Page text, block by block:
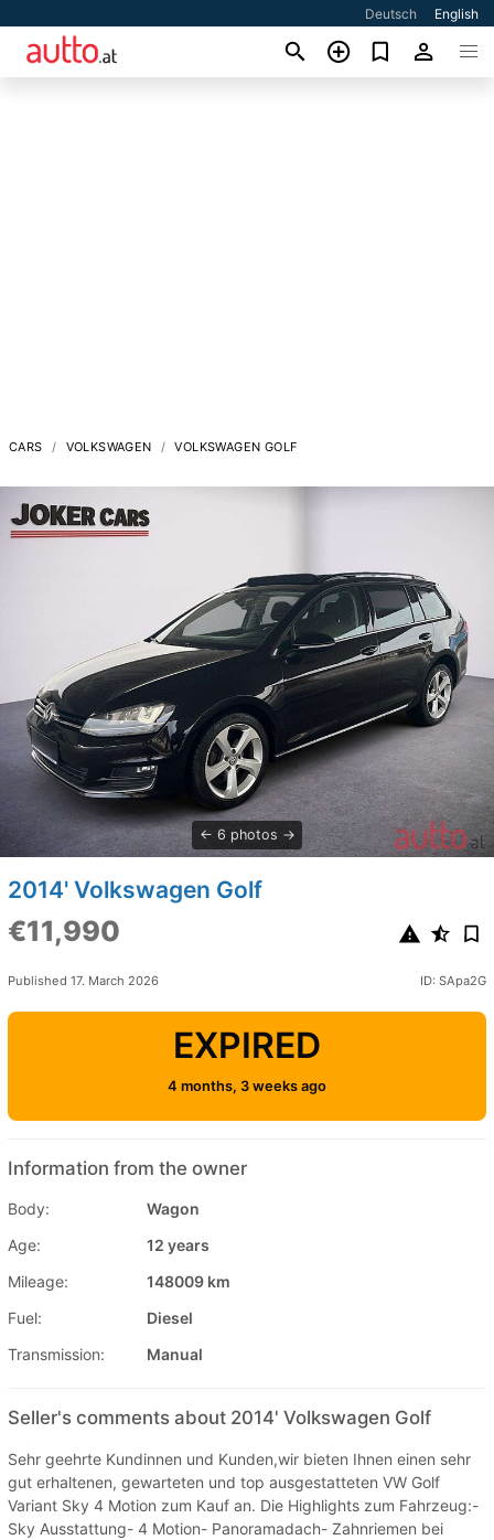
Deutsch English
CARS VOLKSWAGEN VOLKSWAGEN GOLF
6 photos
2014' Volkswagen Golf
€11,990
Published 17. March 2026 ID: SApa2G
EXPIRED
4 months, 3 weeks ago
Information from the owner
Body:
Wagon
Age:
12 years
Mileage:
148009 km
Fuel:
Diesel
Transmission:
Manual
Seller's comments about 2014' Volkswagen Golf
Sehr geehrte Kundinnen und Kunden,wir bieten Ihnen einen sehr
gut erhaltenen, gewarteten und top ausgestatteten VW Golf
Variant Sky 4 Motion zum Kauf an. Die Highlights zum Fahrzeug:-
Sky Ausstattung- 4 Motion- Panoramadach- Zahnriemen bei